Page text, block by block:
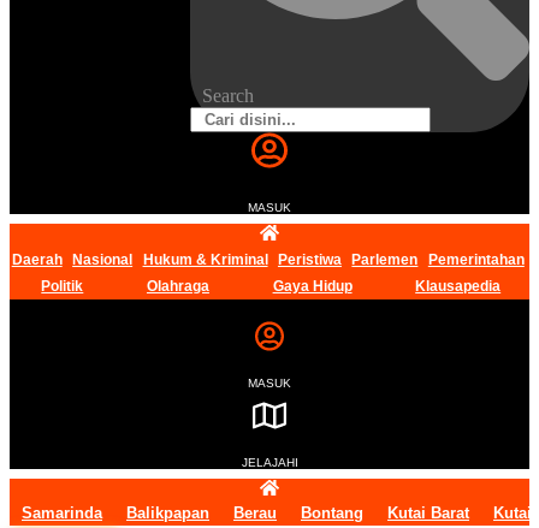
Search
MASUK
Daerah Nasional Hukum & Kriminal Peristiwa Parlemen
Pemerintahan
Politik
Olahraga Gaya Hidup Klausapedia
MASUK
JELAJAHI
Samarinda Balikpapan Berau Bontang Kutai Barat Kutai